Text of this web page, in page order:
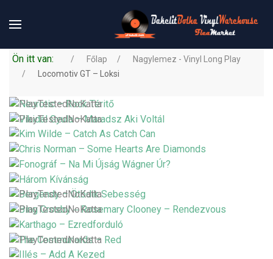
Ön itt van: Főlap
Nagylemez - Vinyl Long Play
Locomotiv GT – Loksi